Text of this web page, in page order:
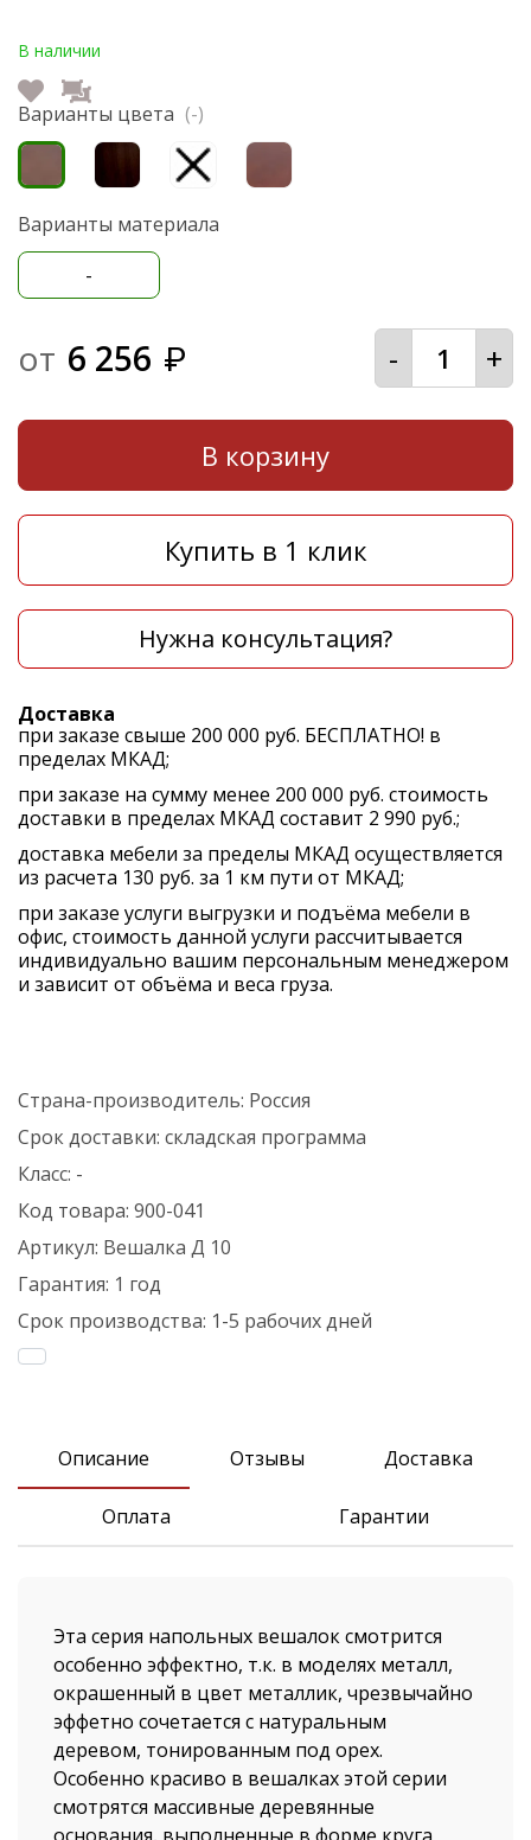
В наличии
Варианты цвета (-)
Варианты материала
-
от 6 256 ₽ - +
В корзину
Купить в 1 клик
Нужна консультация?
Доставка
при заказе свыше 200 000 руб. БЕСПЛАТНО! в
пределах МКАД;
при заказе на сумму менее 200 000 руб. стоимость
доставки в пределах МКАД составит 2 990 руб.;
доставка мебели за пределы МКАД осуществляется
из расчета 130 руб. за 1 км пути от МКАД;
при заказе услуги выгрузки и подъёма мебели в
офис, стоимость данной услуги рассчитывается
индивидуально вашим персональным менеджером
и зависит от объёма и веса груза.
Страна-производитель: Россия
Срок доставки: складская программа
Класс: -
Код товара: 900-041
Артикул: Вешалка Д 10
Гарантия: 1 год
Срок производства: 1-5 рабочих дней
Описание Отзывы Доставка
Оплата Гарантии
Эта серия напольных вешалок смотрится
особенно эффектно, т.к. в моделях металл,
окрашенный в цвет металлик, чрезвычайно
эффетно сочетается с натуральным
деревом, тонированным под орех.
Особенно красиво в вешалках этой серии
смотрятся массивные деревянные